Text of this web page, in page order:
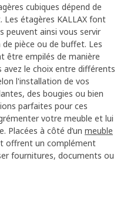
cubiques dépend de
étagères KALLAX font
peuvent ainsi vous servir
pièce ou de buffet. Les
être empilés de manière
avez le choix entre différents
l'installation de vos
des bougies ou bien
parfaites pour ces
votre meuble et lui
Placées à côté d’un meuble
offrent un complément
fournitures, documents ou